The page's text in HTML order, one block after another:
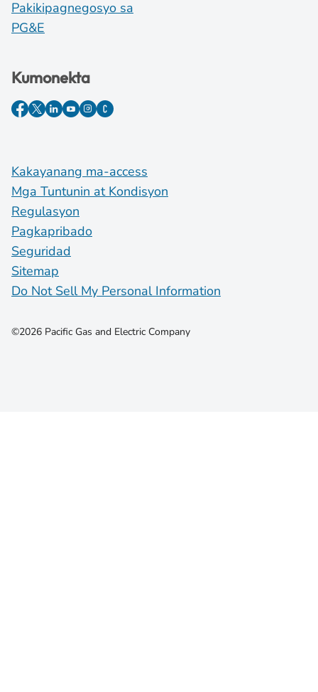
Pakikipagnegosyo sa
PG&E
Kumonekta
Kakayanang ma-access
Mga Tuntunin at Kondisyon
Regulasyon
Pagkapribado
Seguridad
Sitemap
Do Not Sell My Personal Information
©2026 Pacific Gas and Electric Company